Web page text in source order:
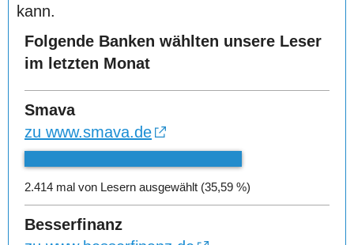
kann.
Folgende Banken wählten unsere Leser
im letzten Monat
Smava
zu www.smava.de
2.414 mal von Lesern ausgewählt (35,59 %)
Besserfinanz